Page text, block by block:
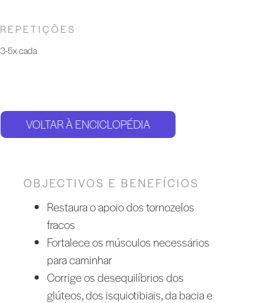
REPETIÇÕES
3-5x cada
VOLTAR À ENCICLOPÉDIA
OBJECTIVOS E BENEFÍCIOS
Restaura o apoio dos tornozelos
fracos
Fortalece os músculos necessários
para caminhar
Corrige os desequilíbrios dos
glúteos, dos isquiotibiais, da bacia e